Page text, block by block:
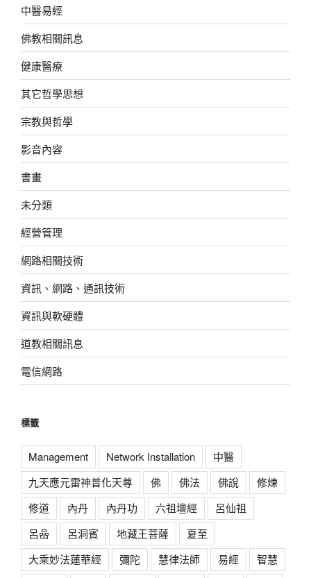
中醫易經
佛教相關訊息
健康醫療
其它哲學思想
宗教與哲學
影音內容
書畫
未分類
經營管理
網路相關技術
資訊、網路、通訊技術
資訊與軟硬體
道教相關訊息
電信網路
標籤
Management Network Installation
中醫
九天應元雷神普化天尊
佛 佛法 佛說
修煉
修道
內丹 內丹功 六祖壇經
呂仙祖
呂喦
呂洞賓 地藏王菩薩
夏至
大乘妙法蓮華經
彌陀 慧律法師 易經
智慧